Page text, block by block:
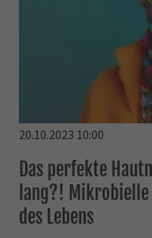
20.10.2023 10:00
Das perfekte
lang?!
des Lebens